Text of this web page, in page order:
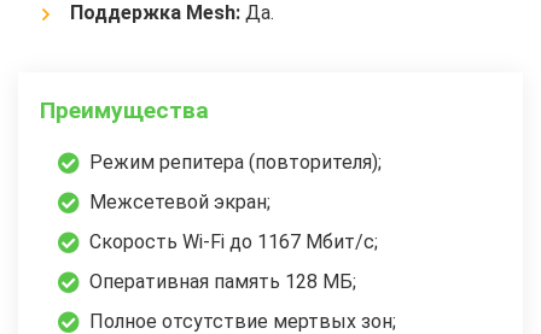
Поддержка Mesh: Да.
Преимущества
Режим репитера (повторителя);
Межсетевой экран;
Скорость Wi-Fi до 1167 Мбит/с;
Оперативная память 128 МБ;
Полное отсутствие мертвых зон;